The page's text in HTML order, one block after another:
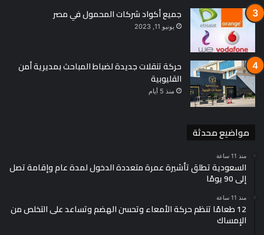
جميع أكواد شركات المحمول في مصر
يونيو 11, 2023
حركة تنقلات جديدة لضباط المباحث بمديرية أمن
القليوبية
منذ 5 أيام
مواضيع محدثة
منذ 11 ساعة
السعودية تطلق تأشيرة عمرة متعددة الدخول لمدة عام وإقامة تصل
إلى 90 يومًا
منذ 11 ساعة
12 طعامًا تنظم حركة الأمعاء وتحسن الهضم وتساعد على التخلص من
الإمساك